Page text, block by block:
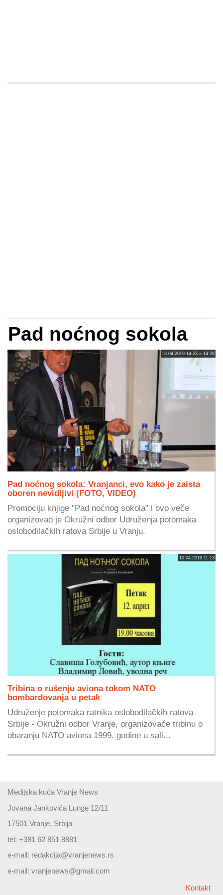
Pad noćnog sokola
13.04.2019 14:23 » 14:28
Pad noćnog sokola: Vranjanci, evo kako je zaista
oboren nevidljivi (FOTO, VIDEO)
Promociju knjige "Pad noćnog sokola" i ovo veče
organizovao je Okružni odbor Udruženja potomaka
oslobodilačkih ratova Srbije u Vranju.
10.04.2019 11:13
Tribina o rušenju aviona tokom NATO
bombardovanja u petak
Udruženje potomaka ratnika oslobodilačkih ratova
Srbije - Okružni odbor Vranje, organizovaće tribinu o
obaranju NATO aviona 1999. godine u sali...
Medijska kuća Vranje News
Jovana Jankovića Lunge 12/11
17501 Vranje, Srbija
tel: +381 62 851 8881
e-mail: redakcija@vranjenews.rs
e-mail: vranjenews@gmail.com
Kontakt